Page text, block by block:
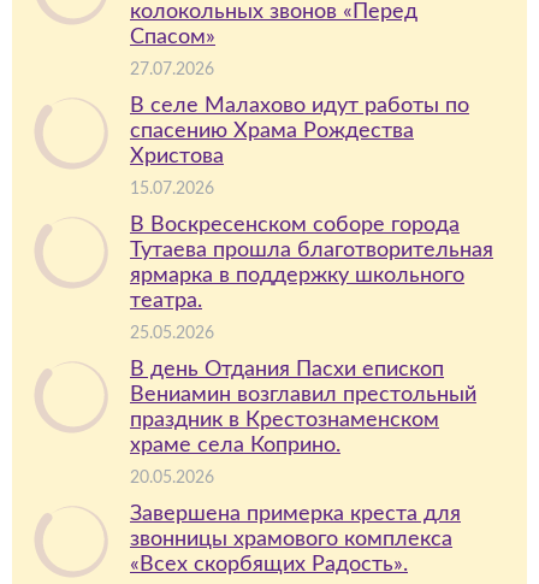
колокольных звонов «Перед
Спасом»
27.07.2026
В селе Малахово идут работы по
спасению Храма Рождества
Христова
15.07.2026
В Воскресенском соборе города
Тутаева прошла благотворительная
ярмарка в поддержку школьного
театра.
25.05.2026
В день Отдания Пасхи епископ
Вениамин возглавил престольный
праздник в Крестознаменском
храме села Коприно.
20.05.2026
Завершена примерка креста для
звонницы храмового комплекса
«Всех скорбящих Радость».